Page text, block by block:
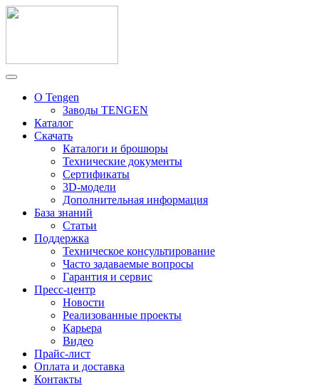
О Tengen
Заводы TENGEN
Каталог
Скачать
Каталоги и брошюры
Технические документы
Сертификаты
3D-модели
Дополнительная информация
База знаний
Статьи
Поддержка
Техническое консультирование
Часто задаваемые вопросы
Гарантия и сервис
Пресс-центр
Новости
Реализованные проекты
Карьера
Видео
Прайс-лист
Оплата и доставка
Контакты